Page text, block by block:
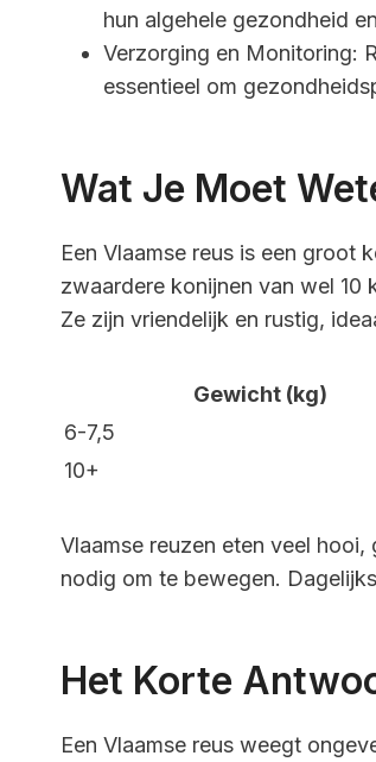
hun algehele gezondheid
Verzorging en Monitoring:
essentieel om
Wat Je Moet
Een Vlaamse reus is een groot
zwaardere konijnen van wel 10
Ze zijn vriendelijk en rustig,
Gewicht (kg)
6-7,5
10+
Vlaamse reuzen eten veel
nodig om te bewegen.
Het Korte
Een Vlaamse reus weegt